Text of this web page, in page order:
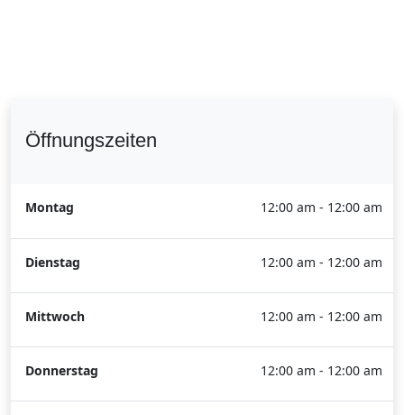
Öffnungszeiten
Montag 12:00 am - 12:00 am
Dienstag 12:00 am - 12:00 am
Mittwoch 12:00 am - 12:00 am
Donnerstag 12:00 am - 12:00 am